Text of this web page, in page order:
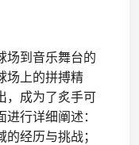
场到音乐舞台的
场上的拼搏精
，成为了炙手可
行详细阐述：
经历与挑战；